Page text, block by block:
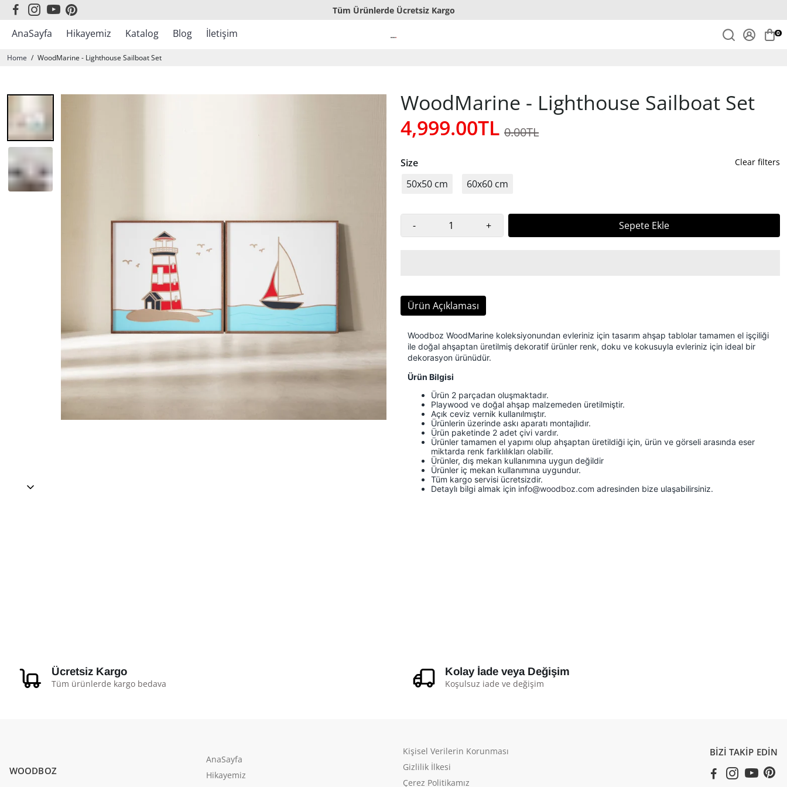
Tüm Ürünlerde Ücretsiz Kargo
AnaSayfa Hikayemiz
Katalog
En Çok Satanlar
WoodLine
WoodMap
Atatürk
Yılbaşı
Outlet
Blog İletişim 0
Home / WoodMarine - Lighthouse Sailboat Set
WoodMarine - Lighthouse Sailboat Set
4,999.00TL 0.00TL
Size Clear filters
50x50 cm 60x60 cm
- + Sepete Ekle
Ürün Açıklaması
Woodboz WoodMarine koleksiyonundan evleriniz için tasarım ahşap tablolar tamamen el işçiliği
ile doğal ahşaptan üretilmiş dekoratif ürünler renk, doku ve kokusuyla evleriniz için ideal bir
dekorasyon ürünüdür.
Ürün Bilgisi
Ürün 2 parçadan oluşmaktadır.
Playwood ve doğal ahşap malzemeden üretilmiştir.
Açık ceviz vernik kullanılmıştır.
Ürünlerin üzerinde askı aparatı montajlıdır.
Ürün paketinde 2 adet çivi vardır.
Ürünler tamamen el yapımı olup ahşaptan üretildiği için, ürün ve görseli arasında eser
miktarda renk farklılıkları olabilir.
Ürünler, dış mekan kullanımına uygun değildir
Ürünler iç mekan kullanımına uygundur.
Tüm kargo servisi ücretsizdir.
Detaylı bilgi almak için info@woodboz.com adresinden bize ulaşabilirsiniz.
Ücretsiz Kargo
Tüm ürünlerde kargo bedava
Kolay İade veya Değişim
Koşulsuz iade ve değişim
WOODBOZ
AnaSayfa
Hikayemiz
Kişisel Verilerin Korunması
Gizlilik İlkesi
Çerez Politikamız
BİZİ TAKİP EDİN